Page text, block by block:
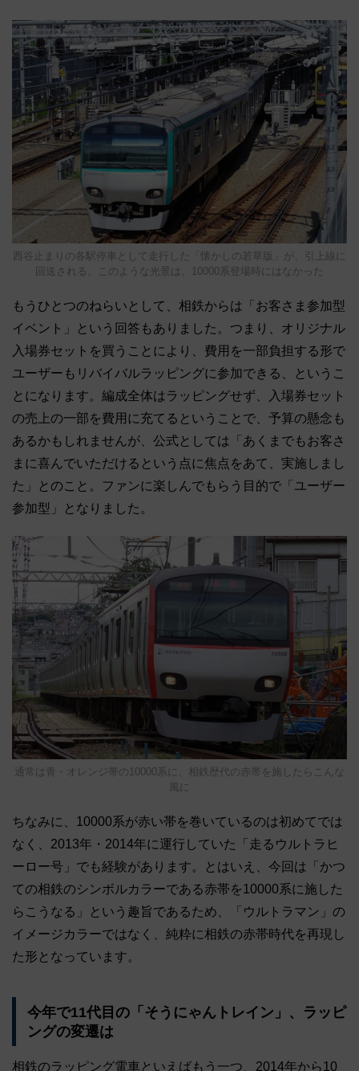
西谷止まりの各駅停車として走行した「懐かしの若草版」が、引上線に
回送される。このような光景は、10000系登場時にはなかった
もうひとつのねらいとして、相鉄からは「お客さま参加型
イベント」という回答もありました。つまり、オリジナル
入場券セットを買うことにより、費用を一部負担する形で
ユーザーもリバイバルラッピングに参加できる、というこ
とになります。編成全体はラッピングせず、入場券セット
の売上の一部を費用に充てるということで、予算の懸念も
あるかもしれませんが、公式としては「あくまでもお客さ
まに喜んでいただけるという点に焦点をあて、実施しまし
た」とのこと。ファンに楽しんでもらう目的で「ユーザー
参加型」となりました。
通常は青・オレンジ帯の10000系に、相鉄歴代の赤帯を施したらこんな
風に
ちなみに、10000系が赤い帯を巻いているのは初めてでは
なく、2013年・2014年に運行していた「走るウルトラヒ
ーロー号」でも経験があります。とはいえ、今回は「かつ
ての相鉄のシンボルカラーである赤帯を10000系に施した
らこうなる」という趣旨であるため、「ウルトラマン」の
イメージカラーではなく、純粋に相鉄の赤帯時代を再現し
た形となっています。
今年で11代目の「そうにゃんトレイン」、ラッピ
ングの変遷は
相鉄のラッピング電車といえばもう一つ、2014年から10